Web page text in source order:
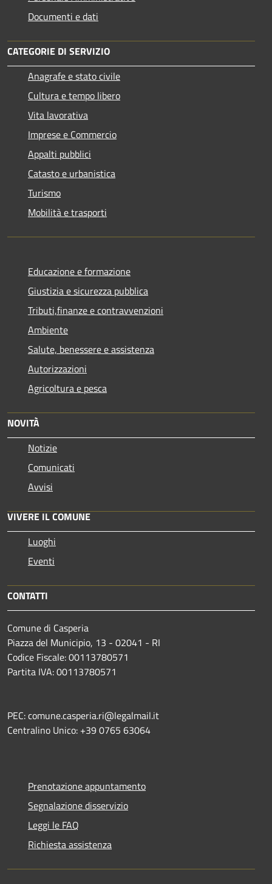
Documenti e dati
CATEGORIE DI SERVIZIO
Anagrafe e stato civile
Cultura e tempo libero
Vita lavorativa
Imprese e Commercio
Appalti pubblici
Catasto e urbanistica
Turismo
Mobilità e trasporti
Educazione e formazione
Giustizia e sicurezza pubblica
Tributi,finanze e contravvenzioni
Ambiente
Salute, benessere e assistenza
Autorizzazioni
Agricoltura e pesca
NOVITÀ
Notizie
Comunicati
Avvisi
VIVERE IL COMUNE
Luoghi
Eventi
CONTATTI
Comune di Casperia
Piazza del Municipio, 13 - 02041 - RI
Codice Fiscale: 00113780571
Partita IVA: 00113780571
PEC: comune.casperia.ri@legalmail.it
Centralino Unico: +39 0765 63064
Prenotazione appuntamento
Segnalazione disservizio
Leggi le FAQ
Richiesta assistenza